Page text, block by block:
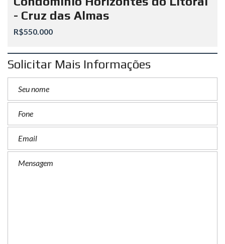
- Cruz das Almas
R$550.000
Solicitar Mais Informações